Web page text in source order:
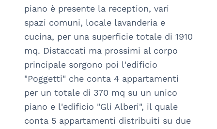
piano è presente la reception, vari
spazi comuni, locale lavanderia e
cucina, per una superficie totale di 1910
mq. Distaccati ma prossimi al corpo
principale sorgono poi l'edificio
"Poggetti" che conta 4 appartamenti
per un totale di 370 mq su un unico
piano e l'edificio "Gli Alberi", il quale
conta 5 appartamenti distribuiti su due